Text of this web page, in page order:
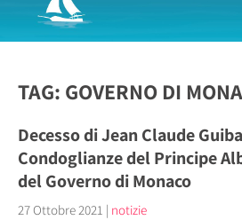
TAG: GOVERNO DI
Decesso di Jean Claude
Condoglianze del Principe
del Governo di Monaco
27 Ottobre 2021 | notizie